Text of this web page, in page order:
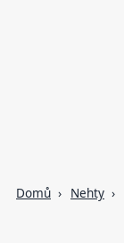
Domů Nehty